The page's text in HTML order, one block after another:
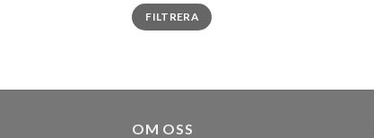
Min
pris
Max
prisFILTRERA
OM OSS